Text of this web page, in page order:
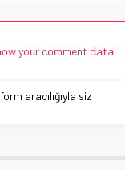
your comment data
aracılığıyla siz